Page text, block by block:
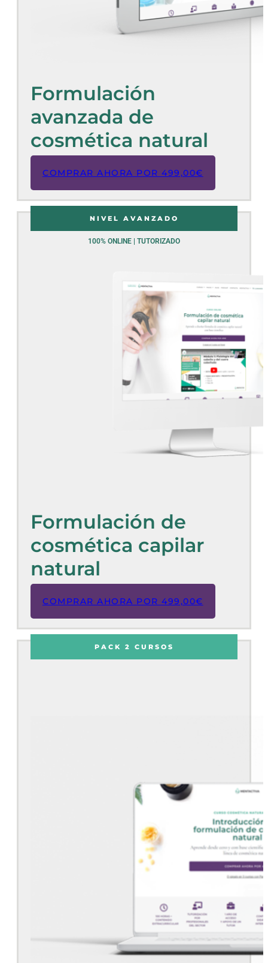
Formulación
avanzada de
cosmética natural
COMPRAR AHORA POR 499,00€
NIVEL AVANZADO
100% ONLINE | TUTORIZADO
Formulación de
cosmética capilar
natural
COMPRAR AHORA POR 499,00€
PACK 2 CURSOS